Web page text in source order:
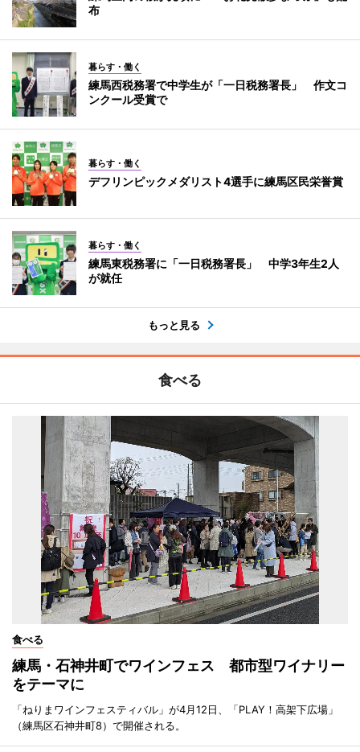
布
暮らす・働く
練馬西税務署で中学生が「一日税務署長」 作文コ
ンクール受賞で
暮らす・働く
デフリンピックメダリスト4選手に練馬区民栄誉賞
暮らす・働く
練馬東税務署に「一日税務署長」 中学3年生2人
が就任
もっと見る
食べる
食べる
練馬・石神井町でワインフェス 都市型ワイナリー
をテーマに
「ねりまワインフェスティバル」が4月12日、「PLAY！高架下広場」
（練馬区石神井町8）で開催される。